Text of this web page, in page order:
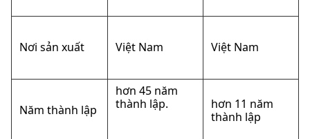
Nơi sản xuất Việt Nam Việt Nam
Năm thành lập
hơn 45 năm
thành lập.
hơn 11 năm
thành lập